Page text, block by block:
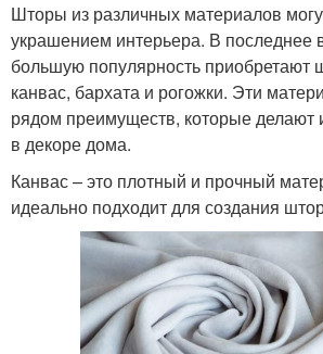
Шторы из различных материалов
украшением интерьера. В последнее
большую популярность приобретают
канвас, бархата и рогожки. Эти
рядом преимуществ, которые
в декоре дома.
Канвас – это плотный и прочный
идеально подходит для создания